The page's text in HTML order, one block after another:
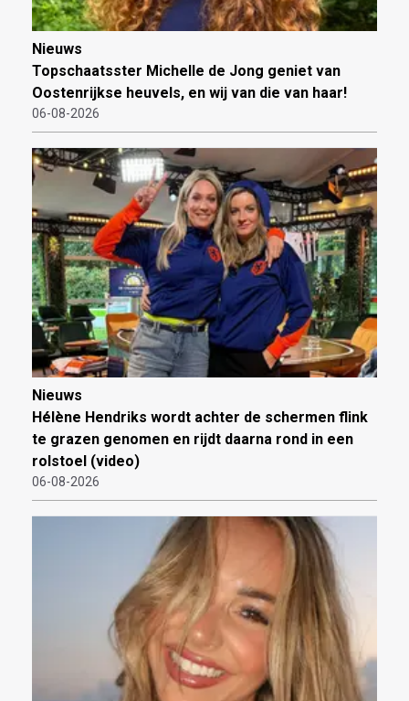
Nieuws
Topschaatsster Michelle de Jong geniet van
Oostenrijkse heuvels, en wij van die van haar!
06-08-2026
Nieuws
Hélène Hendriks wordt achter de schermen flink
te grazen genomen en rijdt daarna rond in een
rolstoel (video)
06-08-2026